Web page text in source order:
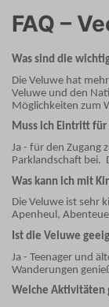
FAQ –
Was sind die
Die Veluwe hat
Veluwe und den
Möglichkeiten zum
Muss ich Eintritt
Ja - für den Zugang
Parklandschaft bei.
Was kann ich mit
Die Veluwe ist sehr
Apenheul,
Ist die Veluwe
Ja - Teenager und
Wanderungen
Welche Aktivitäten